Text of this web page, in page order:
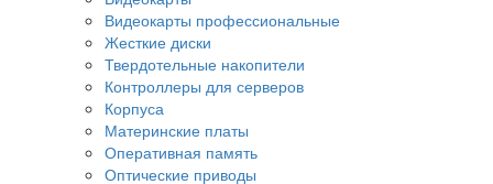
Видеокарты профессиональные
Жесткие диски
Твердотельные накопители
Контроллеры для серверов
Корпуса
Материнские платы
Оперативная память
Оптические приводы